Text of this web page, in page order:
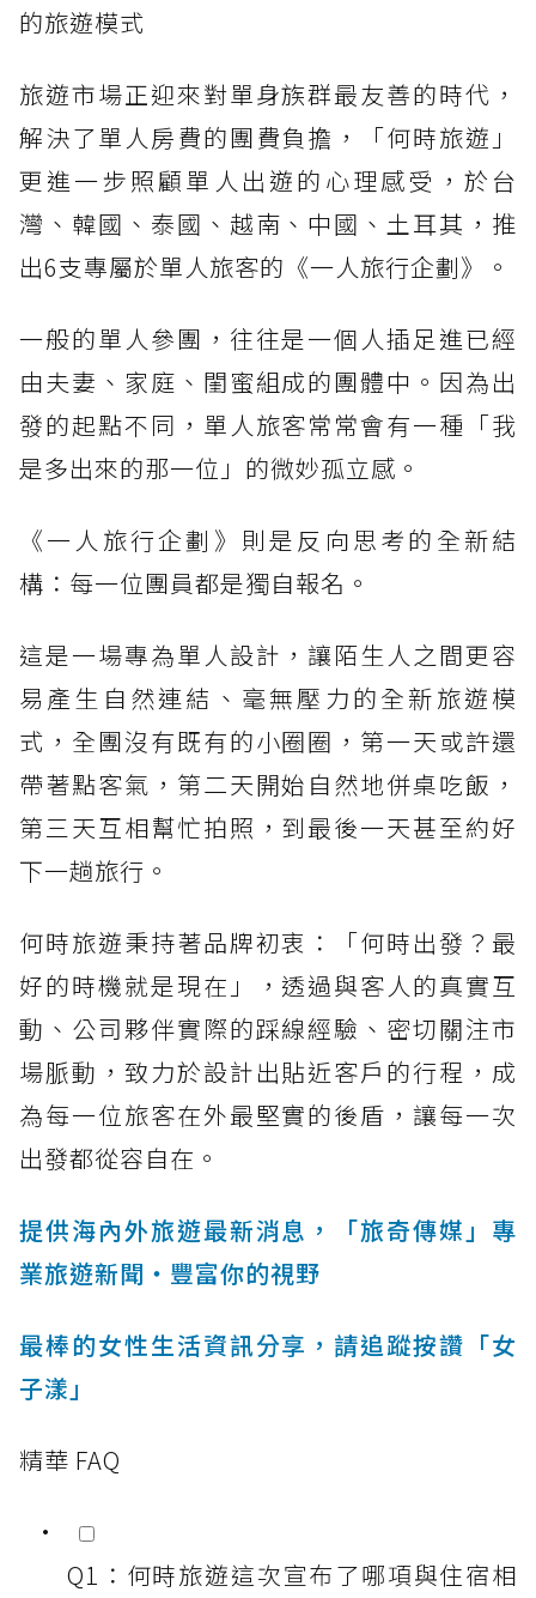
的旅遊模式
旅遊市場正迎來對單身族群最友善的時代，
解決了單人房費的團費負擔，「何時旅遊」
更進一步照顧單人出遊的心理感受，於台
灣、韓國、泰國、越南、中國、土耳其，推
出6支專屬於單人旅客的《一人旅行企劃》。
一般的單人參團，往往是一個人插足進已經
由夫妻、家庭、閨蜜組成的團體中。因為出
發的起點不同，單人旅客常常會有一種「我
是多出來的那一位」的微妙孤立感。
《一人旅行企劃》則是反向思考的全新結
構：每一位團員都是獨自報名。
這是一場專為單人設計，讓陌生人之間更容
易產生自然連結、毫無壓力的全新旅遊模
式，全團沒有既有的小圈圈，第一天或許還
帶著點客氣，第二天開始自然地併桌吃飯，
第三天互相幫忙拍照，到最後一天甚至約好
下一趟旅行。
何時旅遊秉持著品牌初衷：「何時出發？最
好的時機就是現在」，透過與客人的真實互
動、公司夥伴實際的踩線經驗、密切關注市
場脈動，致力於設計出貼近客戶的行程，成
為每一位旅客在外最堅實的後盾，讓每一次
出發都從容自在。
提供海內外旅遊最新消息，「旅奇傳媒」專
業旅遊新聞‧豐富你的視野
最棒的女性生活資訊分享，請追蹤按讚「女
子漾」
精華 FAQ
Q1：何時旅遊這次宣布了哪項與住宿相